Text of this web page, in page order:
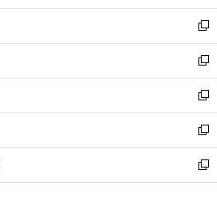
開
く
ウ
で
開
く
ン
ド
ウ
で
開
く
ウ
ィ
ン
ド
ウ
で
開
く
し
い
ウ
ィ
ン
ド
ウ
で
開
く
新
し
い
ウ
ィ
ン
ド
ウ
で
開
新
し
い
ウ
ィ
ン
ド
ウ
新
し
い
ウ
ィ
ン
新
し
い
ウ
新
し